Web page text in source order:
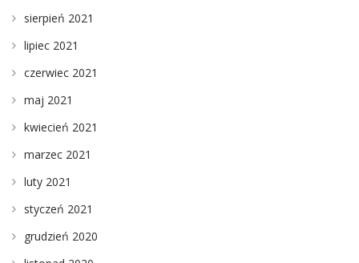
sierpień 2021
lipiec 2021
czerwiec 2021
maj 2021
kwiecień 2021
marzec 2021
luty 2021
styczeń 2021
grudzień 2020